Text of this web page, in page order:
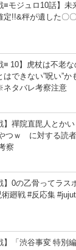
≡モジュロ10話】
定!!&秤が遺した〇
≡ 10】虎杖は不老
はできない”呪い”か
タバレ考察注意
】禪院直毘人とか
つｗ に対する読
察
】0の乙骨ってラス
術廻戦 #反応集
】「渋谷事変 特別